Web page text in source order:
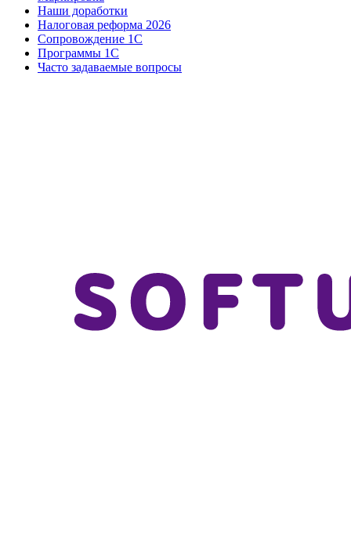
Наши доработки
Налоговая реформа 2026
Сопровождение 1С
Программы 1С
Часто задаваемые вопросы